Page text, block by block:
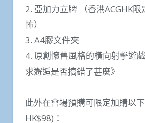
2. 亞加力立牌 （香港ACGHK
怖）
3. A4膠文件夾
4. 原創懷舊風格的橫向射擊遊
求邂逅是否搞錯了甚麼》
此外在會場預購可限定加購以
HK$98)：